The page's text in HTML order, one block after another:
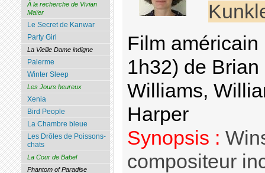
Film
1h32) de
Williams,
Harper
Synopsis :
compositeur
À la recherche de Vivian
Maïer
Le Secret de Kanwar
Party Girl
La Vieille Dame indigne
Palerme
Winter Sleep
Les Jours heureux
Xenia
Bird People
La Chambre bleue
Les Drôles de Poissons-
chats
La Cour de Babel
Phantom of Paradise